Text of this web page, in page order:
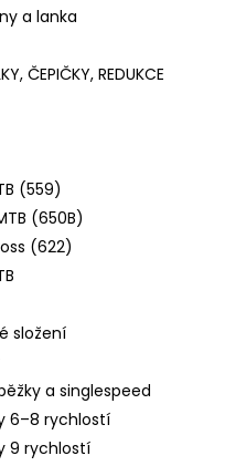
a lanka
ČEPIČKY, REDUKCE
(559)
(650B)
(622)
složení
a singlespeed
6–8 rychlostí
9 rychlostí
PRO-T PLUS MTB TEFLON